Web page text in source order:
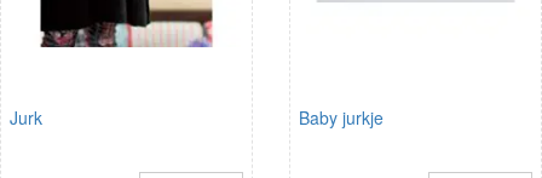
Jurk Baby jurkje